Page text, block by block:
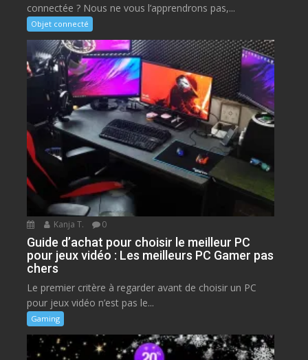
connectée ? Nous ne vous l’apprendrons pas,...
Objet connecté
Kanja T. 0
Guide d’achat pour choisir le meilleur PC
pour jeux vidéo : Les meilleurs PC Gamer pas
chers
Le premier critère à regarder avant de choisir un PC
pour jeux vidéo n’est pas le...
Gaming